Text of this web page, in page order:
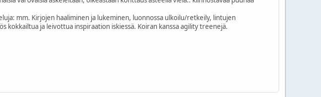
mm. Kirjojen haaliminen ja lukeminen, luonnossa ulkoilu/retkeily, lintujen
ja leivottua inspiraation iskiessä. Koiran kanssa agility treenejä.